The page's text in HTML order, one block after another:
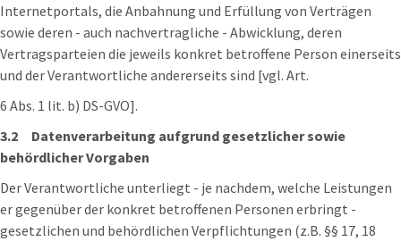
Internetportals, die Anbahnung und Erfüllung von Verträgen
sowie deren - auch nachvertragliche - Abwicklung, deren
Vertragsparteien die jeweils konkret betroffene Person einerseits
und der Verantwortliche andererseits sind [vgl. Art.
6 Abs. 1 lit. b) DS-GVO].
3.2 Datenverarbeitung aufgrund gesetzlicher sowie
behördlicher Vorgaben
Der Verantwortliche unterliegt - je nachdem, welche Leistungen
er gegenüber der konkret betroffenen Personen erbringt -
gesetzlichen und behördlichen Verpflichtungen (z.B. §§ 17, 18